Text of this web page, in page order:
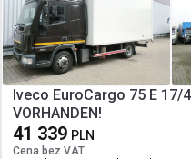
Iveco EuroCargo 75 E 17/
VORHANDEN!
41 339 PLN
Cena bez VAT